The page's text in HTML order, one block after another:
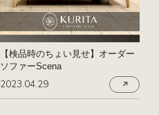
【検品時のちょい見せ】オーダー
ソファーScena
2023.04.29